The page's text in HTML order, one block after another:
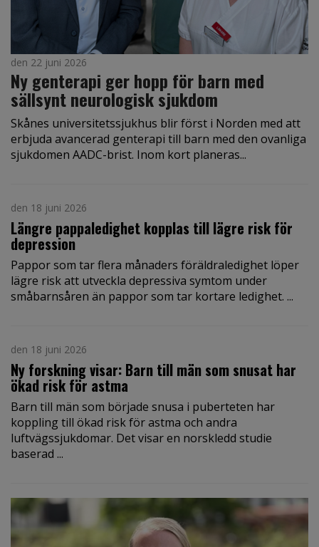
den 22 juni 2026
Ny genterapi ger hopp för barn med
sällsynt neurologisk sjukdom
Skånes universitetssjukhus blir först i Norden med att
erbjuda avancerad genterapi till barn med den ovanliga
sjukdomen AADC-brist. Inom kort planeras...
den 18 juni 2026
Längre pappaledighet kopplas till lägre risk för
depression
Pappor som tar flera månaders föräldraledighet löper
lägre risk att utveckla depressiva symtom under
småbarnsåren än pappor som tar kortare ledighet. ...
den 18 juni 2026
Ny forskning visar: Barn till män som snusat har
ökad risk för astma
Barn till män som började snusa i puberteten har
koppling till ökad risk för astma och andra
luftvägssjukdomar. Det visar en norskledd studie
baserad ...